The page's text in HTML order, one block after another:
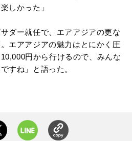
しかった」
ダー就任で、エアアジアの更な
エアアジアの魅力はとにかく圧
円から行けるので、みんな
すね」と語った。